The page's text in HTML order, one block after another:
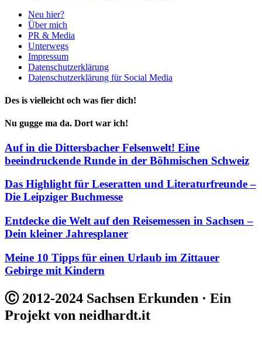
Neu hier?
Über mich
PR & Media
Unterwegs
Impressum
Datenschutzerklärung
Datenschutzerklärung für Social Media
Des is vielleicht och was fier dich!
Nu gugge ma da. Dort war ich!
Auf in die Dittersbacher Felsenwelt! Eine
beeindruckende Runde in der Böhmischen Schweiz
Das Highlight für Leseratten und Literaturfreunde –
Die Leipziger Buchmesse
Entdecke die Welt auf den Reisemessen in Sachsen –
Dein kleiner Jahresplaner
Meine 10 Tipps für einen Urlaub im Zittauer
Gebirge mit Kindern
Ⓒ 2012-2024 Sachsen Erkunden · Ein
Projekt von neidhardt.it